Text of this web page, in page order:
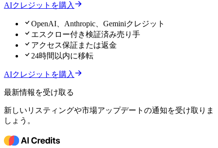
AIクレジットを購入
OpenAI、Anthropic、Geminiクレジット
エスクロー付き検証済み売り手
アクセス保証または返金
24時間以内に移転
AIクレジットを購入
最新情報を受け取る
新しいリスティングや市場アップデートの通知を受け取りま
しょう。